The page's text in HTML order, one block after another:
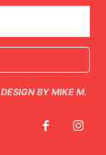
DESIGN BY MIKE M.